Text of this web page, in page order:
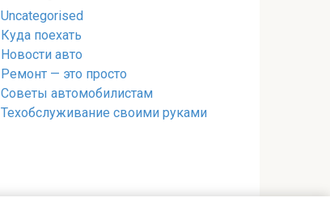
Uncategorised
Куда поехать
Новости авто
Ремонт — это просто
Советы автомобилистам
Техобслуживание своими руками